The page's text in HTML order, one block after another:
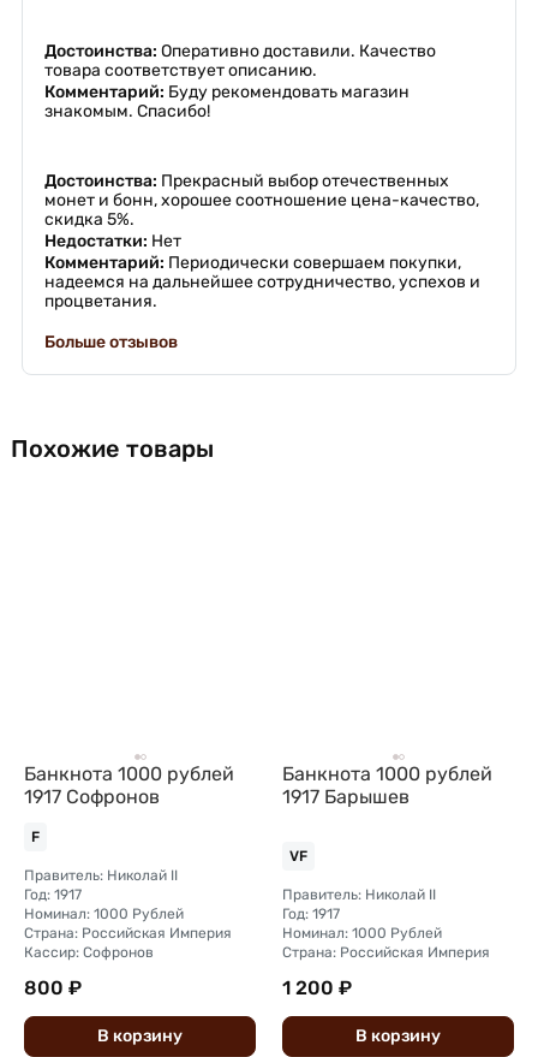
Достоинства: Оперативно доставили. Качество
товара соответствует описанию.
Комментарий: Буду рекомендовать магазин
знакомым. Спасибо!
Достоинства: Прекрасный выбор отечественных
монет и бонн, хорошее соотношение цена-качество,
скидка 5%.
Недостатки: Нет
Комментарий: Периодически совершаем покупки,
надеемся на дальнейшее сотрудничество, успехов и
процветания.
Больше отзывов
Похожие товары
Банкнота 1000 рублей
1917 Софронов
F
Правитель: Николай II
Год: 1917
Номинал: 1000 Рублей
Страна: Российская Империя
Кассир: Софронов
800 ₽
В корзину
Банкнота 1000 рублей
1917 Барышев
VF
Правитель: Николай II
Год: 1917
Номинал: 1000 Рублей
Страна: Российская Империя
1 200 ₽
В корзину